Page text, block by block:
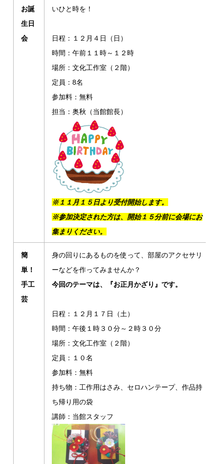
お誕
生日
会
いひと時を！
日程：１２月４日（日）
時間：午前１１時～１２時
場所：文化工作室（２階）
定員：8名
参加料：無料
担当：奥秋（当館館長）
※１１月１５日より受付開始します。
※参加決定された方は、開始１５分前に会場にお
集まりください。
簡
単！
手工
芸
身の回りにあるものを使って、部屋のアクセサリ
ーなどを作ってみませんか？
今回のテーマは、『お正月かざり』です。
日程：１２月１７日（土）
時間：午後１時３０分～２時３０分
場所：文化工作室（２階）
定員：１０名
参加料：無料
持ち物：工作用はさみ、セロハンテープ、作品持
ち帰り用の袋
講師：当館スタッフ